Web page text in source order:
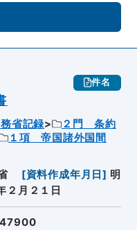
件名
省記録
２門 条約
１項 帝国諸外国間
[資料作成年月日] 明
２月２１日